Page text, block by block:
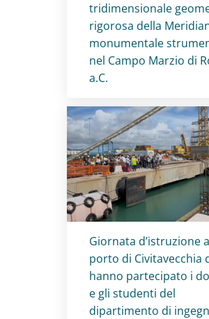
tridimensionale
rigorosa della
monumentale
nel Campo Marzio di
a.C.
Titolo card:
Giornata d’istruzione
porto di Civitavecchia
hanno partecipato i
e gli studenti del
dipartimento di